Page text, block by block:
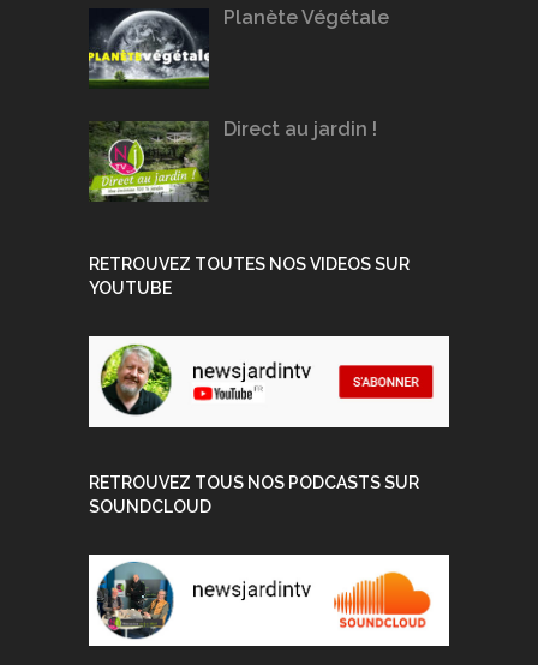
Planète Végétale
Direct au jardin !
RETROUVEZ TOUTES NOS VIDEOS SUR
YOUTUBE
RETROUVEZ TOUS NOS PODCASTS SUR
SOUNDCLOUD